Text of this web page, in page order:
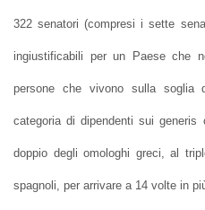
322 senatori (compresi i sette
ingiustificabili per un Paese che
persone che vivono sulla soglia
categoria di dipendenti sui generis
doppio degli omologhi greci, al
spagnoli, per arrivare a 14 volte in